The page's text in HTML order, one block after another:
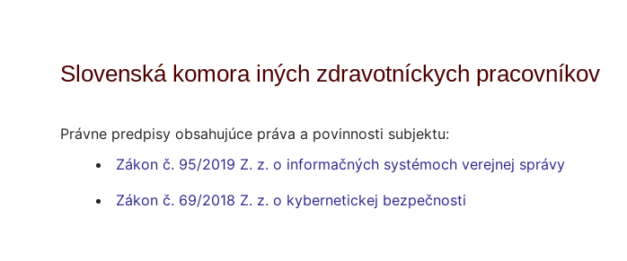
Slovenská komora iných zdravotníckych pracovníkov
Právne predpisy obsahujúce práva a povinnosti subjektu:
Zákon č. 95/2019 Z. z. o informačných systémoch verejnej správy
Zákon č. 69/2018 Z. z. o kybernetickej bezpečnosti